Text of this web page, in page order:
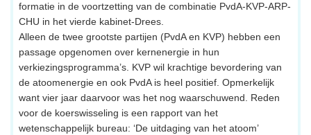
formatie in de voortzetting van de combinatie PvdA-KVP-ARP-
CHU in het vierde kabinet-Drees.
Alleen de twee grootste partijen (PvdA en KVP) hebben een
passage opgenomen over kernenergie in hun
verkiezingsprogramma’s. KVP wil krachtige bevordering van
de atoomenergie en ook PvdA is heel positief. Opmerkelijk
want vier jaar daarvoor was het nog waarschuwend. Reden
voor de koerswisseling is een rapport van het
wetenschappelijk bureau: ‘De uitdaging van het atoom’